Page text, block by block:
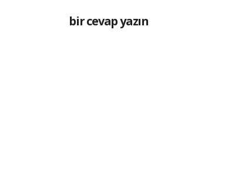
bir cevap yazın